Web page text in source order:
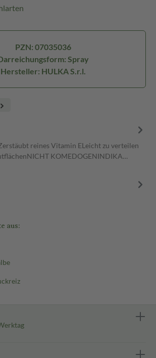
PZN: 07035036
Spray
Hersteller: HULKA S.r.l.
reines Vitamin ELeicht zu verteilen
KOMEDOGENINDIKA…
aus: